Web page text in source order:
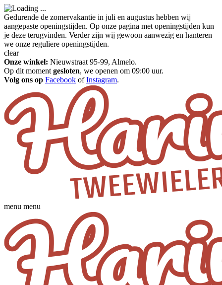
Gedurende de zomervakantie in juli en augustus hebben wij
aangepaste openingstijden. Op onze pagina met openingstijden kun
je deze terugvinden. Verder zijn wij gewoon aanwezig en hanteren
we onze reguliere openingstijden.
clear
Onze winkel: Nieuwstraat 95-99, Almelo.
Op dit moment gesloten, we openen om 09:00 uur.
Volg ons op Facebook ofInstagram.
menu menu